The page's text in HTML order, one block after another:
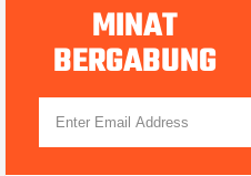
MINAT
BERGABUNG